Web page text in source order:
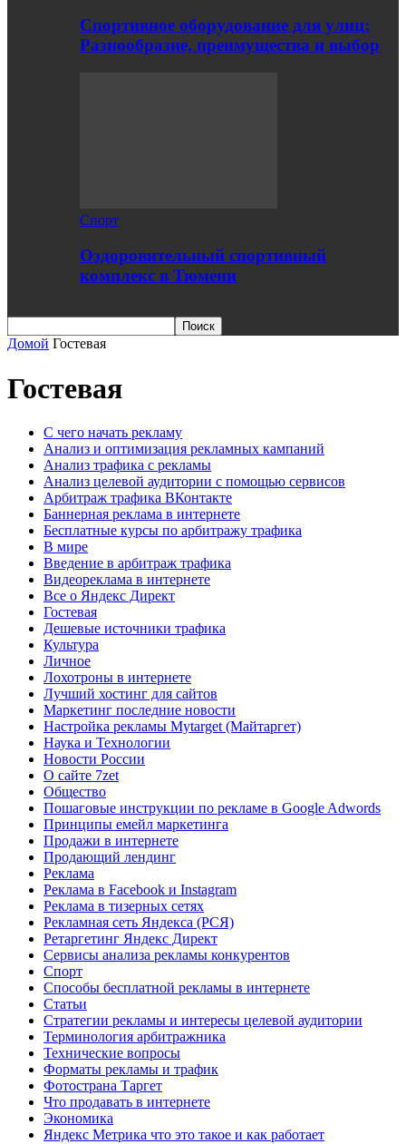
Спортивное оборудование для улиц:
Разнообразие, преимущества и выбор
Спорт
Оздоровительный спортивный
комплекс в Тюмени
Домой Гостевая
Гостевая
C чего начать рекламу
Анализ и оптимизация рекламных кампаний
Анализ трафика с рекламы
Анализ целевой аудитории с помощью сервисов
Арбитраж трафика ВКонтакте
Баннерная реклама в интернете
Бесплатные курсы по арбитражу трафика
В мире
Введение в арбитраж трафика
Видеореклама в интернете
Все о Яндекс Директ
Гостевая
Дешевые источники трафика
Культура
Личное
Лохотроны в интернете
Лучший хостинг для сайтов
Маркетинг последние новости
Настройка рекламы Mytarget (Майтаргет)
Наука и Технологии
Новости России
О сайте 7zet
Общество
Пошаговые инструкции по рекламе в Google Adwords
Принципы емейл маркетинга
Продажи в интернете
Продающий лендинг
Реклама
Реклама в Facebook и Instagram
Реклама в тизерных сетях
Рекламная сеть Яндекса (РСЯ)
Ретаргетинг Яндекс Директ
Сервисы анализа рекламы конкурентов
Спорт
Способы бесплатной рекламы в интернете
Статьи
Стратегии рекламы и интересы целевой аудитории
Терминология арбитражника
Технические вопросы
Форматы рекламы и трафик
Фотострана Таргет
Что продавать в интернете
Экономика
Яндекс Метрика что это такое и как работает